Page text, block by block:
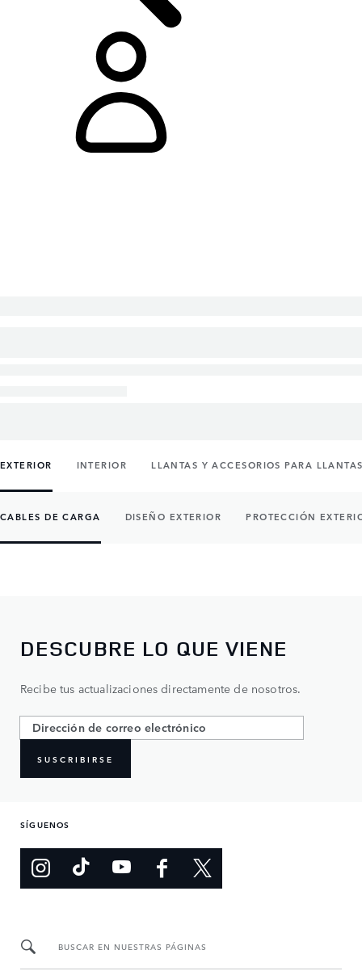
EXTERIOR INTERIOR LLANTAS Y ACCESORIOS PARA
CABLES DE CARGA DISEÑO EXTERIOR PROTECCIÓN
DESCUBRE LO QUE VIENE
Recibe tus actualizaciones directamente de nosotros.
SUSCRIBIRSE
SÍGUENOS
BUSCAR EN NUESTRAS PÁGINAS